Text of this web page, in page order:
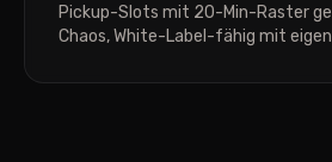
Pickup-Slots mit 20-Min-Raster
Chaos, White-Label-fähig mit